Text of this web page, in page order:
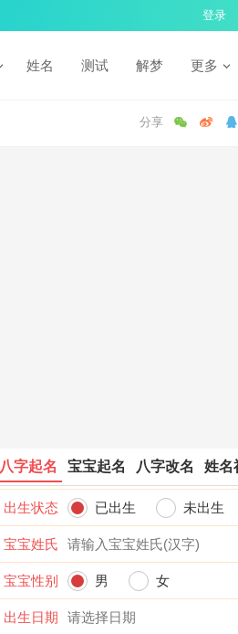
登录
姓名 测试 解梦 更多
八字起名 宝宝起名 八字改名 姓名
出生状态 已出生 未出生
宝宝姓氏
宝宝性别 男 女
出生日期